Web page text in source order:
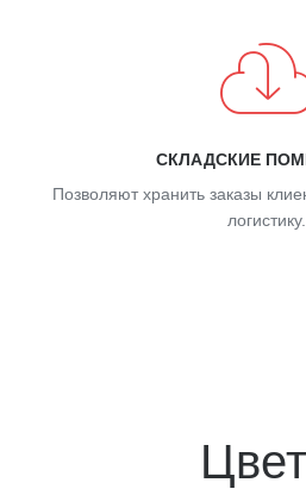
СКЛАДСКИЕ
Позволяют хранить заказы
логистику.